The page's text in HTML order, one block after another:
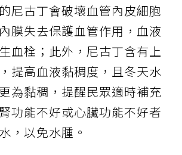
尼古丁會破壞血管內皮細胞
膜失去保護血管作用，血液
血栓；此外，尼古丁含有上
提高血液黏稠度，且冬天水
為黏稠，提醒民眾適時補充
功能不好或心臟功能不好者
，以免水腫。